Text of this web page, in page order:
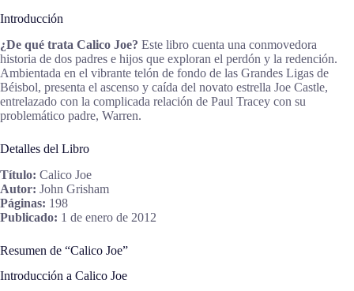
Introducción
¿De qué trata Calico Joe? Este libro cuenta una conmovedora
historia de dos padres e hijos que exploran el perdón y la redención.
Ambientada en el vibrante telón de fondo de las Grandes Ligas de
Béisbol, presenta el ascenso y caída del novato estrella Joe Castle,
entrelazado con la complicada relación de Paul Tracey con su
problemático padre, Warren.
Detalles del Libro
Título: Calico Joe
Autor: John Grisham
Páginas: 198
Publicado: 1 de enero de 2012
Resumen de “Calico Joe”
Introducción a Calico Joe